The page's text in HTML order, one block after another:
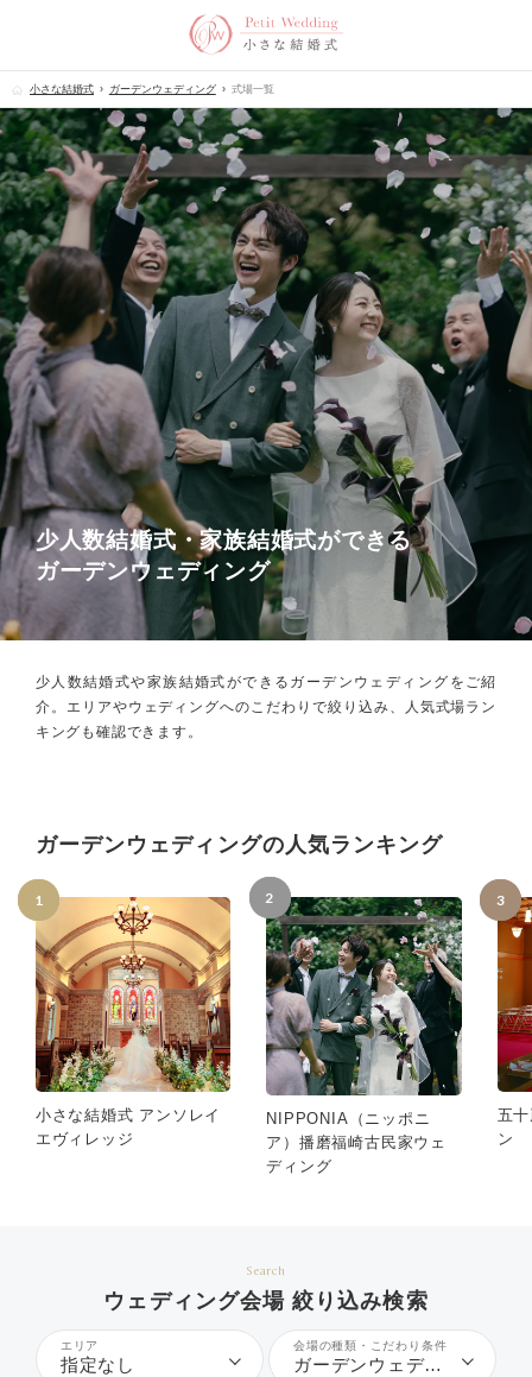
小さな結婚式 ガーデンウェディング 式場一覧
少人数結婚式・家族結婚式ができる
ガーデンウェディング
少人数結婚式や家族結婚式ができるガーデンウェディングをご紹
介。 エリアやウェディングへのこだわりで絞り込み、
人気式場ラン
キングも確認できます。
ガーデンウェディングの人気ランキング
1
小さな結婚式 アンソレイ
エヴィレッジ
2
NIPPONIA（ニッポニ
ア）播磨福崎古民家ウェ
ディング
3
五
ン
Search
ウェディング会場 絞り込み検索
エリア
指定なし
会場の種類・こだわり条件
ガーデンウェディング